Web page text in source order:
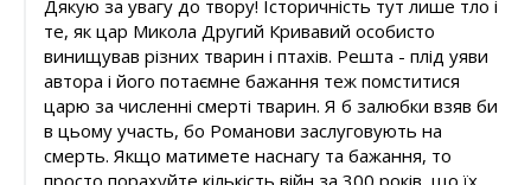
Дякую за увагу до твору! Історичність тут лише тло і
те, як цар Микола Другий Кривавий особисто
винищував різних тварин і птахів. Решта - плід уяви
автора і його потаємне бажання теж помститися
царю за численні смерті тварин. Я б залюбки взяв би
в цьому участь, бо Романови заслуговують на
смерть. Якщо матимете наснагу та бажання, то